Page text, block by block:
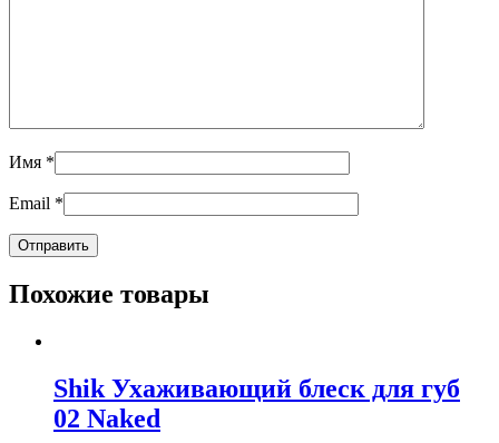
Имя *
Email *
Похожие товары
Shik Ухаживающий блеск для губ
02 Naked